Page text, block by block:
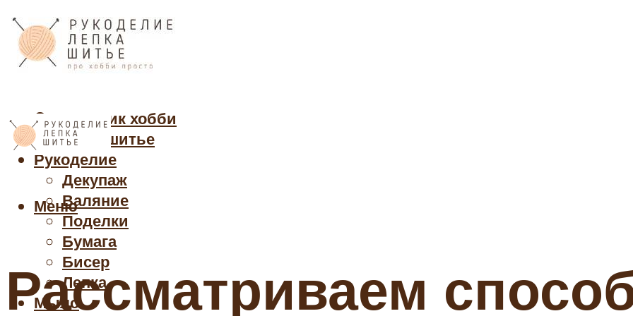
Cправочник хобби
Кройка и шитье
Рукоделие
Декупаж
Валяние
Поделки
Бумага
Бисер
Лепка
Мыло
Меню
Рассматриваем